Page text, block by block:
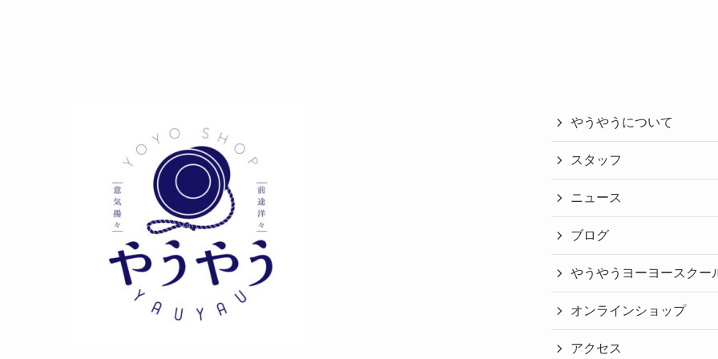
やうやうについて
スタッフ
ニュース
ブログ
やうやうヨーヨースクー
オンラインショップ
アクセス